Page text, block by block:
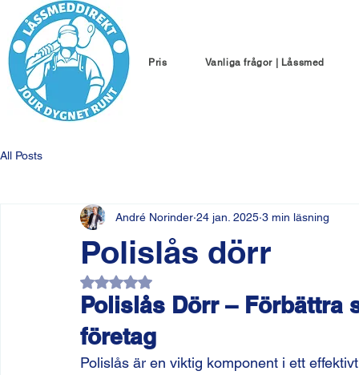
Pris Vanliga frågor | Låssmed
All Posts
Polislås dörr
André Norinder 24 jan. 2025 3 min läsning
Betygsatt till NaN av 5 stjärnor.
Polislås Dörr – Förbättra
företag
Polislås är en viktig komponent i ett